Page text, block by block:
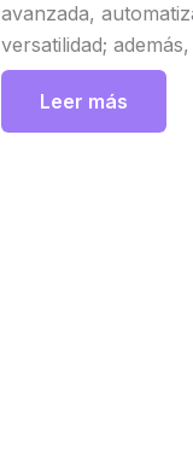
avanzada,
versatilidad;
DIN, ISO, ASTM,
permitiendo
temperaturas
Leer más